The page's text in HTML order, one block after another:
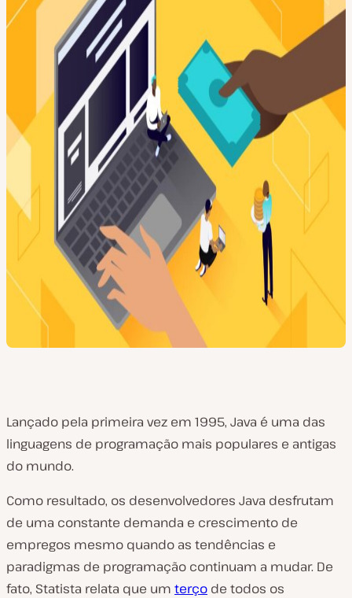
Lançado pela primeira vez em 1995, Java é uma das
linguagens de programação mais populares e antigas
do mundo.
Como resultado, os desenvolvedores Java desfrutam
de uma constante demanda e crescimento de
empregos mesmo quando as tendências e
paradigmas de programação continuam a mudar. De
fato, Statista relata que um terço de todos os